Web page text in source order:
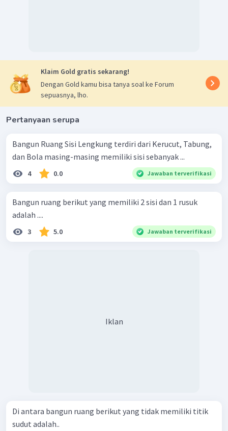
Klaim Gold gratis sekarang!
Dengan Gold kamu bisa tanya soal ke Forum
sepuasnya, lho.
Pertanyaan serupa
Bangun Ruang Sisi Lengkung terdiri dari Kerucut, Tabung,
dan Bola masing-masing memiliki sisi sebanyak ...
4 0.0 Jawaban terverifikasi
Bangun ruang berikut yang memiliki 2 sisi dan 1 rusuk
adalah ....
3 5.0 Jawaban terverifikasi
Iklan
Di antara bangun ruang berikut yang tidak memiliki titik
sudut adalah..